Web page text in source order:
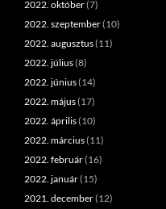
2022. október(7)
2022. szeptember(10)
2022. augusztus(11)
2022. július(8)
2022. június(14)
2022. május(17)
2022. április(10)
2022. március(11)
2022. február(16)
2022. január(15)
2021. december(12)